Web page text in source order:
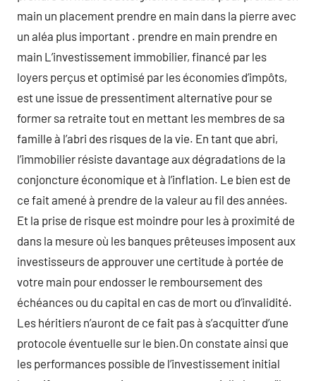
main un placement prendre en main dans la pierre avec
un aléa plus important . prendre en main prendre en
main L’investissement immobilier, financé par les
loyers perçus et optimisé par les économies d’impôts,
est une issue de pressentiment alternative pour se
former sa retraite tout en mettant les membres de sa
famille à l’abri des risques de la vie. En tant que abri,
l’immobilier résiste davantage aux dégradations de la
conjoncture économique et à l’inflation. Le bien est de
ce fait amené à prendre de la valeur au fil des années.
Et la prise de risque est moindre pour les à proximité de
dans la mesure où les banques prêteuses imposent aux
investisseurs de approuver une certitude à portée de
votre main pour endosser le remboursement des
échéances ou du capital en cas de mort ou d’invalidité.
Les héritiers n’auront de ce fait pas à s’acquitter d’une
protocole éventuelle sur le bien.On constate ainsi que
les performances possible de l’investissement initial